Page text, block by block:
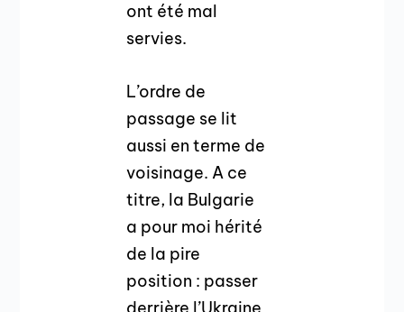
ont été mal
servies.
L’ordre de
passage se lit
aussi en terme de
voisinage. A ce
titre, la Bulgarie
a pour moi hérité
de la pire
position : passer
derrière l’Ukraine